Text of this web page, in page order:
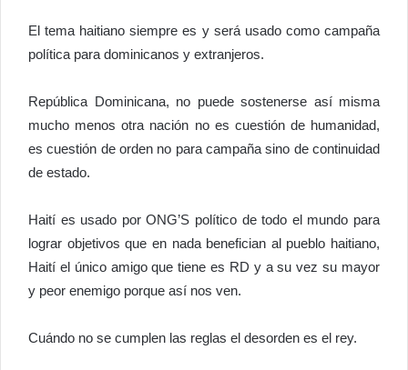
El tema haitiano siempre es y será usado como campaña
política para dominicanos y extranjeros.
República Dominicana, no puede sostenerse así misma
mucho menos otra nación no es cuestión de humanidad,
es cuestión de orden no para campaña sino de continuidad
de estado.
Haití es usado por ONG’S político de todo el mundo para
lograr objetivos que en nada benefician al pueblo haitiano,
Haití el único amigo que tiene es RD y a su vez su mayor
y peor enemigo porque así nos ven.
Cuándo no se cumplen las reglas el desorden es el rey.